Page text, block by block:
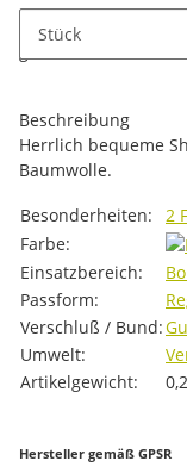
Stück
Dieses Produkt hat
Beschreibung
Herrlich bequeme
Baumwolle.
Produkteigenschaft
Wert
Besonderheiten: 2
Farbe:
Einsatzbereich:
Passform:
Verschluß / Bund:
Umwelt:
Artikelgewicht:
Hersteller gemäß GPSR